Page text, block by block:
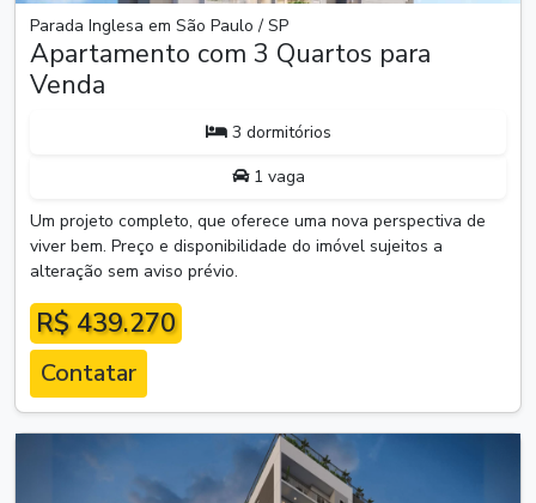
Parada Inglesa em São Paulo / SP
Apartamento com 3 Quartos para
Venda
3 dormitórios
1 vaga
Um projeto completo, que oferece uma nova perspectiva de
viver bem. Preço e disponibilidade do imóvel sujeitos a
alteração sem aviso prévio.
R$ 439.270
Contatar